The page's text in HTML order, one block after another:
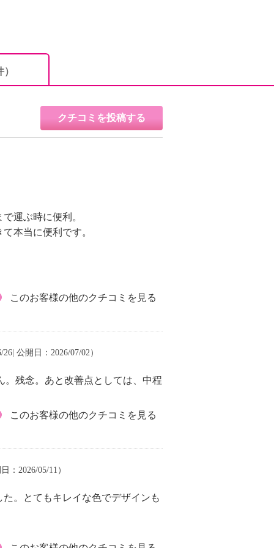
クチコミを投稿する
運ぶ時に便利。
本当に便利です。
このお客様の他のクチコミを見る
公開日：2026/07/02）
残念。あと改善点としては、中程
このお客様の他のクチコミを見る
：2026/05/11）
。とてもキレイな色でデザインも